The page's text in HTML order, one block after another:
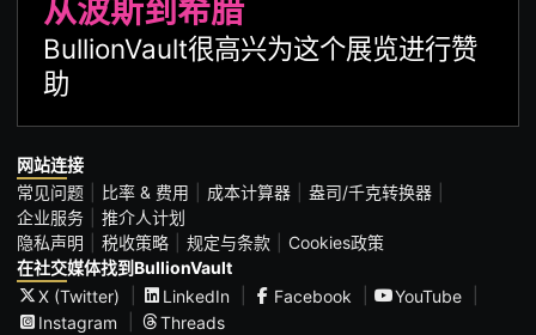
从波斯到希腊
BullionVault很高兴为这个展览进行赞
助
网站连接
常见问题
比率 & 费用 成本计算器
盎司/千克转换器
企业服务
推介人计划
隐私声明
税收策略 规定与条款
Cookies政策
在社交媒体找到BullionVault
X (Twitter)
LinkedIn Facebook
YouTube
Instagram
Threads